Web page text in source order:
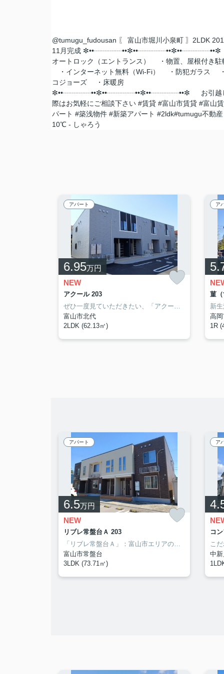
@tumugu_fudousan 〖 富山市堀川小泉町 〗2LDK
11月完成
オートロック（エントランス） ・物置、屋根付き駐
・インターネット無料（Wi-Fi） ・防犯ガラス
コジョーズ ・床暖房
✼••┈┈┈┈••✼••┈┈┈┈••✼••┈┈┈┈••✼ お引越
際はお気軽にご相談下さい #賃貸 #富山市賃貸 #富山
パート #築浅物件 #新築アパート #2ldk#tumugu不動産
10℃ - しゃろう
アパート
6.95万円
NEW
アクール 203
富山市北代
2LDK (62.13㎡)
ア
菫
高
1R
アパート
6.5万円
NEW
リブレ常盤台Ａ 203
富山市常盤台
3LDK (73.71㎡)
ア
コ
中